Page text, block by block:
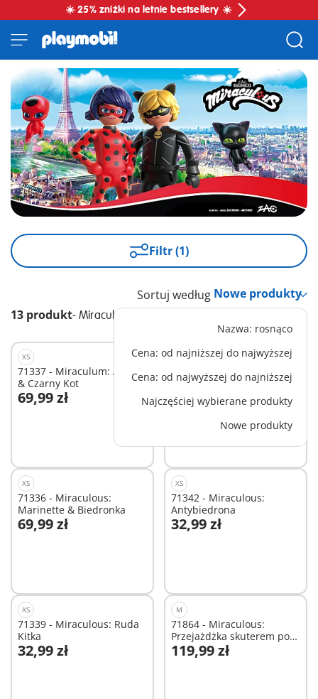
☀️ 25% zniżki na letnie bestsellery ☀️
Filtr (1)
13 produkt- Miraculous
Sortuj według
Nazwa: rosnąco
Cena: od najniższej do najwyższej
Cena: od najwyższej do najniższej
Najczęściej wybierane produkty
Nowe produkty
XS
71337 - Miraculum: Adrien
& Czarny Kot
69,99 zł
Dodaj do koszyka
XS
71340 - Miraculous:
Władca Ciem
32,99 zł
Dodaj do koszyka
XS
71336 - Miraculous:
Marinette & Biedronka
69,99 zł
Dodaj do koszyka
XS
71342 - Miraculous:
Antybiedrona
32,99 zł
Dodaj do koszyka
XS
71339 - Miraculous: Ruda
Kitka
32,99 zł
Dodaj do koszyka
M
71864 - Miraculous:
Przejażdżka skuterem po
Paryżu
119,99 zł
Dodaj do koszyka